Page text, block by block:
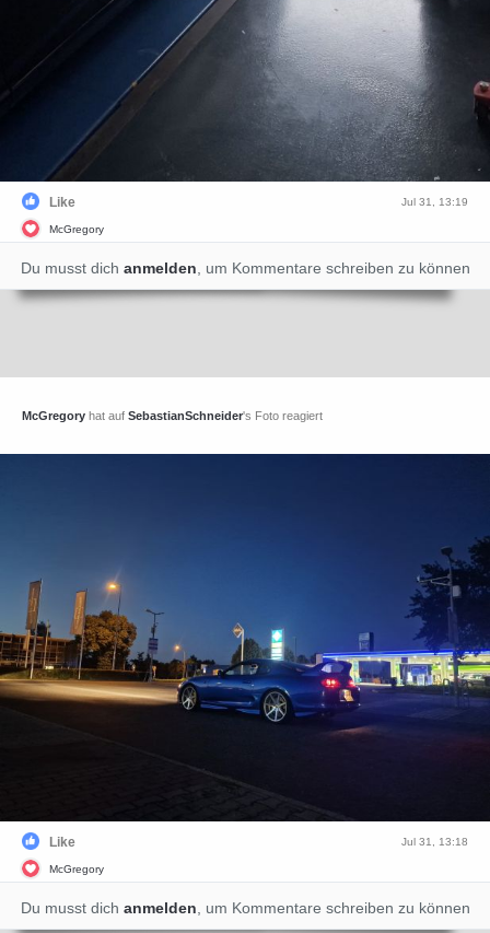
Jul 31, 13:19
Like
McGregory
Du musst dich anmelden, um Kommentare schreiben zu können
McGregory hat auf SebastianSchneider's Foto reagiert
Jul 31, 13:18
Like
McGregory
Du musst dich anmelden, um Kommentare schreiben zu können